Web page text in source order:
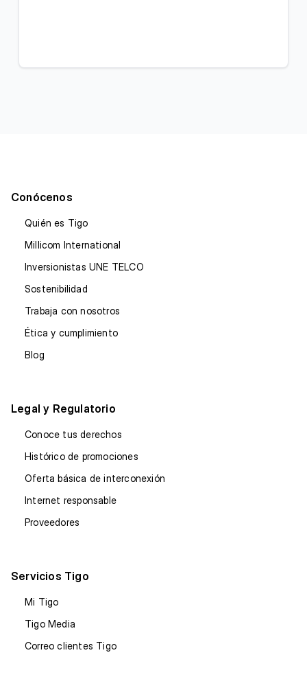
Conócenos
Quién es Tigo
Millicom International
Inversionistas UNE TELCO
Sostenibilidad
Trabaja con nosotros
Ética y cumplimiento
Blog
Legal y Regulatorio
Conoce tus derechos
Histórico de promociones
Oferta básica de interconexión
Internet responsable
Proveedores
Servicios Tigo
Mi Tigo
Tigo Media
Correo clientes Tigo